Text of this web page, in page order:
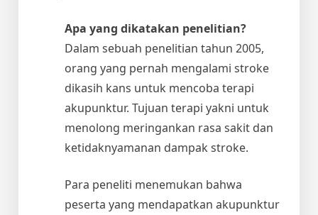
Apa yang dikatakan penelitian?
Dalam sebuah penelitian tahun 2005,
orang yang pernah mengalami stroke
dikasih kans untuk mencoba terapi
akupunktur. Tujuan terapi yakni untuk
menolong meringankan rasa sakit dan
ketidaknyamanan dampak stroke.
Para peneliti menemukan bahwa
peserta yang mendapatkan akupunktur